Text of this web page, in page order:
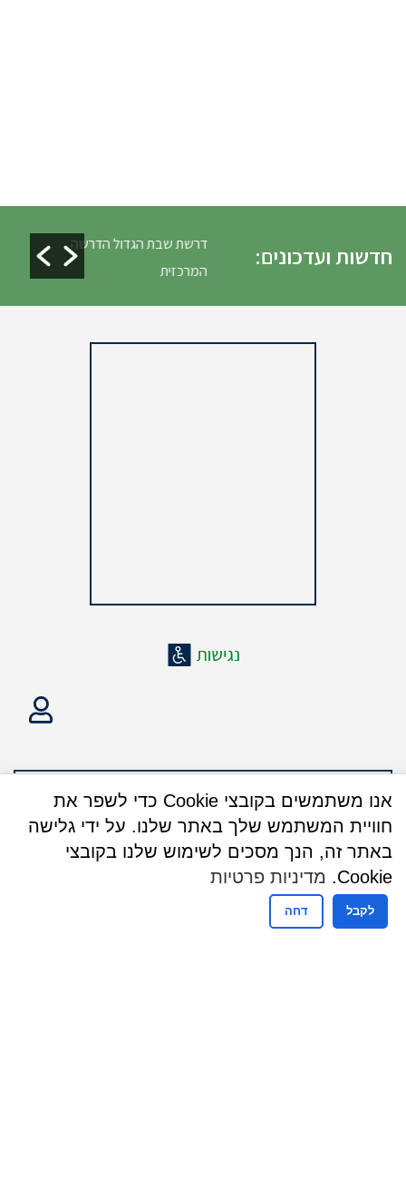
חדשות ועדכונים:
דרשת שבת הגדול הדרשה
המרכזית
אנו משתמשים בקובצי Cookie כדי לשפר את
חוויית המשתמש שלך באתר שלנו. על ידי גלישה
באתר זה, הנך מסכים לשימוש שלנו בקובצי
Cookie.
מדיניות פרטיות
לקבל דחה